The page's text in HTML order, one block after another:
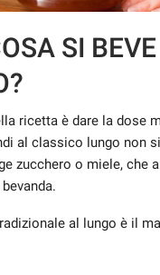
SI
ricetta è dare la dose
al classico lungo non
zucchero o miele, che
al lungo è il